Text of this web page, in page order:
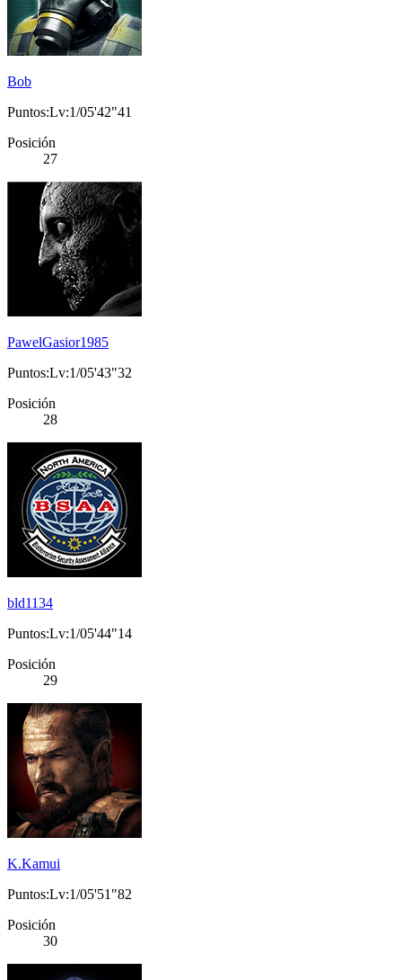
Bob
Puntos:Lv:1/05'42"41
Posición
27
PawelGasior1985
Puntos:Lv:1/05'43"32
Posición
28
bld1134
Puntos:Lv:1/05'44"14
Posición
29
K.Kamui
Puntos:Lv:1/05'51"82
Posición
30